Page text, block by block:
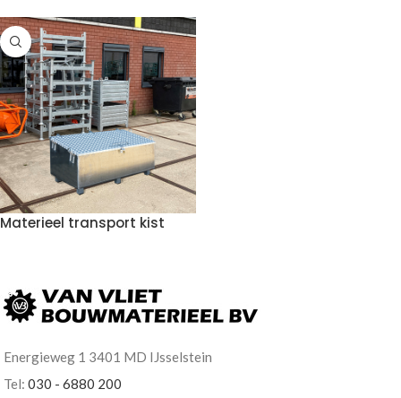
Materieel transport kist
Energieweg 1 3401 MD IJsselstein
Tel: 030 - 6880 200